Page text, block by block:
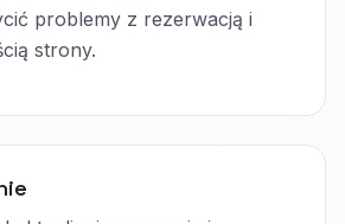
problemy z rezerwacją i
strony.